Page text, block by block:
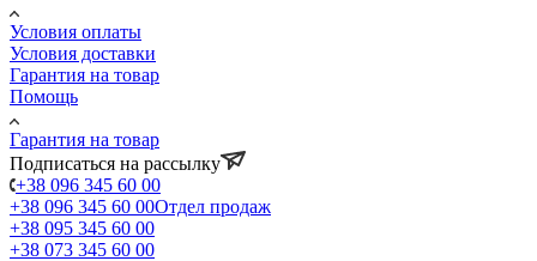
Условия оплаты
Условия доставки
Гарантия на товар
Помощь
Гарантия на товар
Подписаться на рассылку
+38 096 345 60 00
+38 096 345 60 00Отдел продаж
+38 095 345 60 00
+38 073 345 60 00